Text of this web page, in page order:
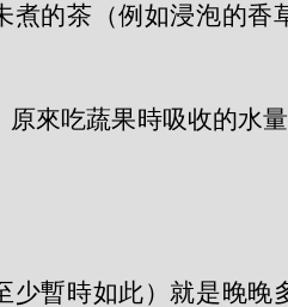
煮的茶（例如浸泡的香
原來吃蔬果時吸收的水
少暫時如此）就是晚晚